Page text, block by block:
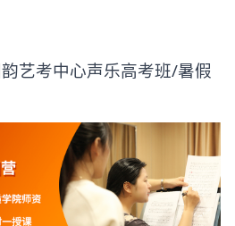
考中心声乐高考班/暑假